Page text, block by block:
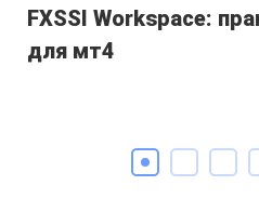
FXSSI Workspace:
для мт4